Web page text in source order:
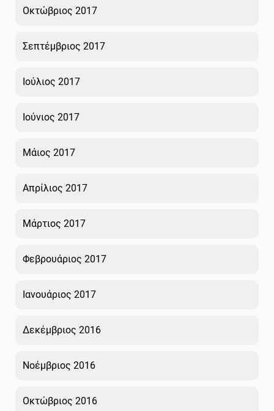
Οκτώβριος 2017
Σεπτέμβριος 2017
Ιούλιος 2017
Ιούνιος 2017
Μάιος 2017
Απρίλιος 2017
Μάρτιος 2017
Φεβρουάριος 2017
Ιανουάριος 2017
Δεκέμβριος 2016
Νοέμβριος 2016
Οκτώβριος 2016